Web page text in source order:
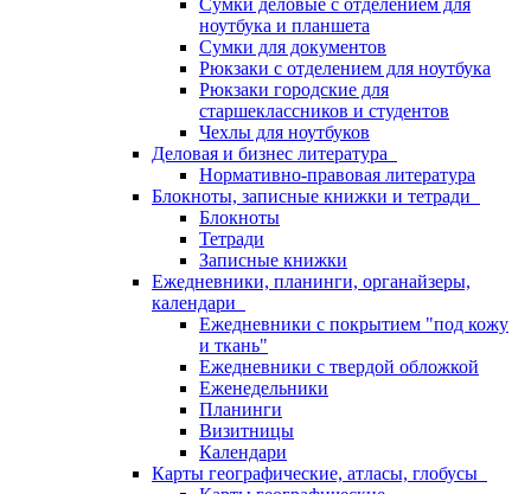
Сумки деловые с отделением для
ноутбука и планшета
Сумки для документов
Рюкзаки с отделением для ноутбука
Рюкзаки городские для
старшеклассников и студентов
Чехлы для ноутбуков
Деловая и бизнес литература
Нормативно-правовая литература
Блокноты, записные книжки и тетради
Блокноты
Тетради
Записные книжки
Ежедневники, планинги, органайзеры,
календари
Ежедневники с покрытием "под кожу
и ткань"
Ежедневники с твердой обложкой
Еженедельники
Планинги
Визитницы
Календари
Карты географические, атласы, глобусы